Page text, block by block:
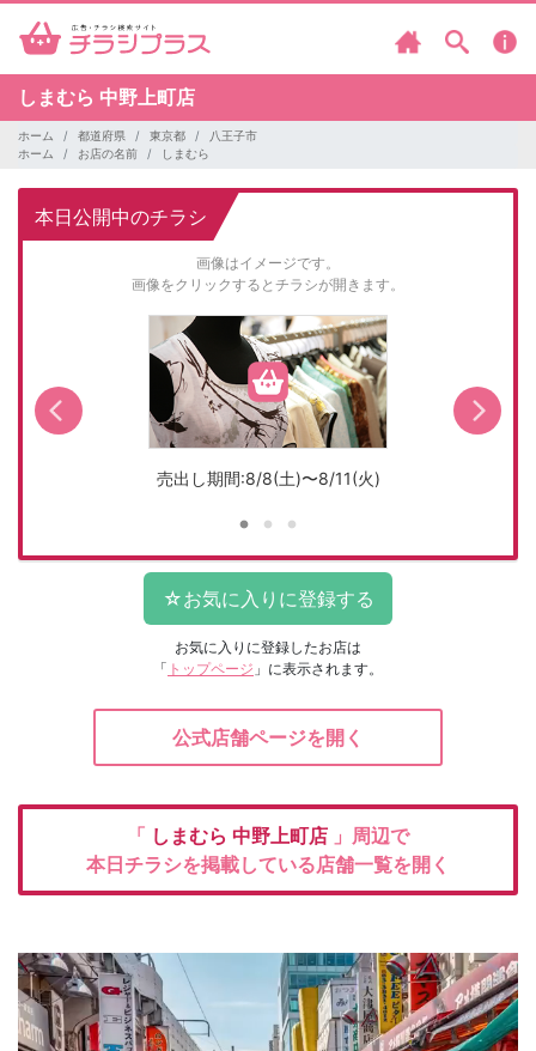
しまむら 中野上町店
ホーム 都道府県 東京都
八王子市
ホーム
お店の名前 しまむら
本日公開中のチラシ
画像はイメージです。
画像をクリックするとチラシが開きます。
売出し期間:8/8(土)〜8/11(火)
お気に入りに登録したお店は
「 トップページ 」に表示されます。
公式店舗ページを開く
「 しまむら 中野上町店 」周辺で
本日チラシを掲載している店舗一覧を開く